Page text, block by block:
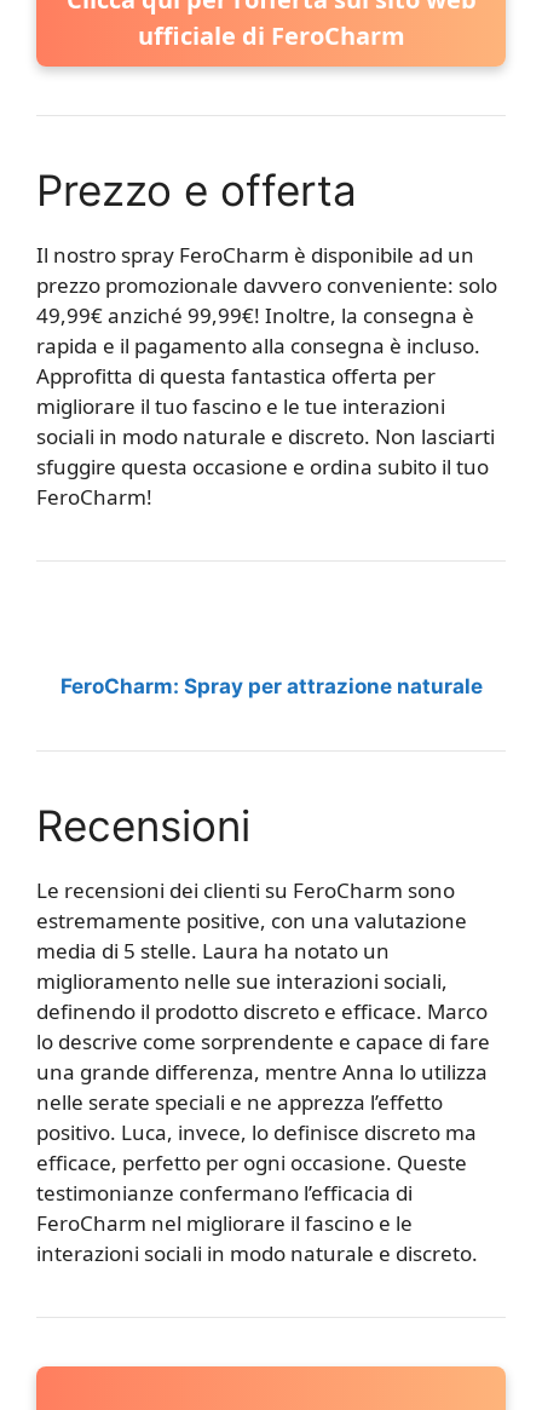
ufficiale di FeroCharm
Prezzo e offerta
Il nostro spray FeroCharm è disponibile ad un
prezzo promozionale davvero conveniente: solo
49,99€ anziché 99,99€! Inoltre, la consegna è
rapida e il pagamento alla consegna è incluso.
Approfitta di questa fantastica offerta per
migliorare il tuo fascino e le tue interazioni
sociali in modo naturale e discreto. Non lasciarti
sfuggire questa occasione e ordina subito il tuo
FeroCharm!
FeroCharm: Spray per attrazione naturale
Recensioni
Le recensioni dei clienti su FeroCharm sono
estremamente positive, con una valutazione
media di 5 stelle. Laura ha notato un
miglioramento nelle sue interazioni sociali,
definendo il prodotto discreto e efficace. Marco
lo descrive come sorprendente e capace di fare
una grande differenza, mentre Anna lo utilizza
nelle serate speciali e ne apprezza l’effetto
positivo. Luca, invece, lo definisce discreto ma
efficace, perfetto per ogni occasione. Queste
testimonianze confermano l’efficacia di
FeroCharm nel migliorare il fascino e le
interazioni sociali in modo naturale e discreto.